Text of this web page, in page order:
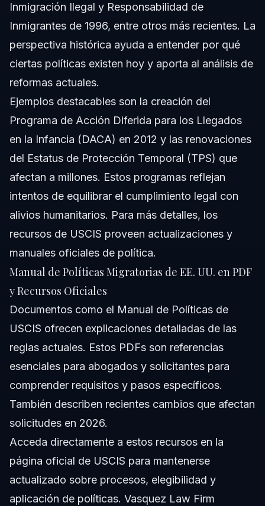
Inmigración Ilegal y Responsabilidad de
Inmigrantes de 1996, entre otros más recientes. La
perspectiva histórica ayuda a entender por qué
ciertas políticas existen hoy y aporta al análisis de
reformas actuales.
Ejemplos destacables son la creación del
Programa de Acción Diferida para los Llegados
en la Infancia (DACA) en 2012 y las renovaciones
del Estatus de Protección Temporal (TPS) que
afectan a millones. Estos programas reflejan
intentos de equilibrar el cumplimiento legal con
alivios humanitarios. Para más detalles, los
recursos de USCIS proveen actualizaciones y
manuales oficiales de política.
Manual de Políticas Migratorias de EE. UU. en PDF
y Recursos Oficiales
Documentos como el Manual de Políticas de
USCIS ofrecen explicaciones detalladas de las
reglas actuales. Estos PDFs son referencias
esenciales para abogados y solicitantes para
comprender requisitos y pasos específicos.
También describen recientes cambios que afectan
solicitudes en 2026.
Acceda directamente a estos recursos en la
página oficial de USCIS para mantenerse
actualizado sobre procesos, elegibilidad y
aplicación de políticas. Vasquez Law Firm